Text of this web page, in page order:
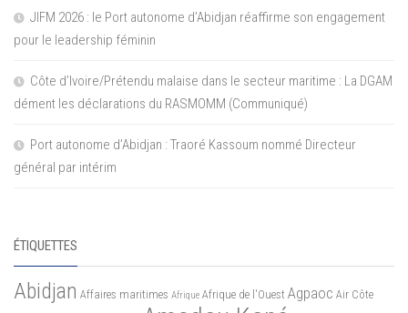
JIFM 2026 : le Port autonome d’Abidjan réaffirme son engagement
pour le leadership féminin
Côte d’Ivoire/Prétendu malaise dans le secteur maritime : La DGAM
dément les déclarations du RASMOMM (Communiqué)
Port autonome d’Abidjan : Traoré Kassoum nommé Directeur
général par intérim
ÉTIQUETTES
Abidjan Affaires maritimes Afrique Afrique de l'Ouest Agpaoc Air Côte